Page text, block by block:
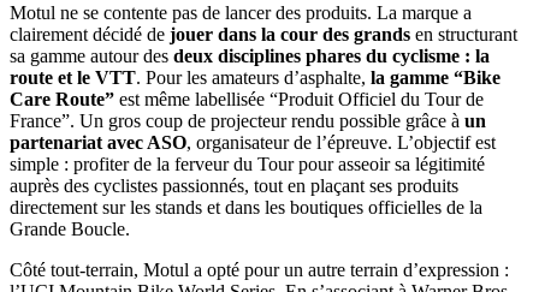
Motul ne se contente pas de lancer des produits. La marque a
clairement décidé de jouer dans la cour des grands en structurant
sa gamme autour des deux disciplines phares du cyclisme : la
route et le VTT. Pour les amateurs d’asphalte, la gamme “Bike
Care Route” est même labellisée “Produit Officiel du Tour de
France”. Un gros coup de projecteur rendu possible grâce à un
partenariat avec ASO, organisateur de l’épreuve. L’objectif est
simple : profiter de la ferveur du Tour pour asseoir sa légitimité
auprès des cyclistes passionnés, tout en plaçant ses produits
directement sur les stands et dans les boutiques officielles de la
Grande Boucle.
Côté tout-terrain, Motul a opté pour un autre terrain d’expression :